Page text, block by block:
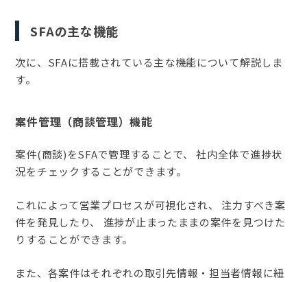
SFAの主な機能
次に、SFAに搭載されている主な機能について解説しま
す。
案件管理（商談管理）機能
案件(商談)をSFAで管理することで、 社内全体で進捗状
況をチェックすることができます。
これによって営業プロセスが可視化され、 注力すべき案
件を発見したり、 進捗が止まったままの案件を見つけた
りすることができます。
また、各案件はそれぞれの取引先情報・担当者情報に紐